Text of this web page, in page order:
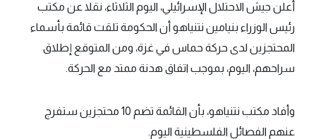
أعلن جيش الاحتلال الإسرائيلي، اليوم الثلاثاء، نقلا عن مكتب
رئيس الوزراء بنيامين نتنياهو أن الحكومة تلقت قائمة بأسماء
المحتجزين لدى حركة حماس في غزة، ومن المتوقع إطلاق
سراحهم، اليوم، بموجب اتفاق هدنة ممتد مع الحركة.
وأفاد مكتب نتنياهو، بأن القائمة تضم 10 محتجزين ستفرج
عنهم الفصائل الفلسطينية اليوم.